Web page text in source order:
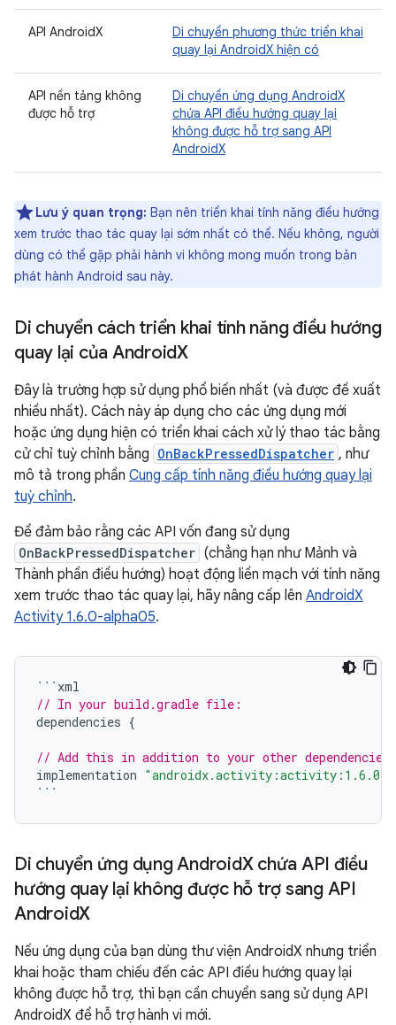
API AndroidX
Di chuyển phương thức triển khai
quay lại AndroidX hiện có
API nền tảng không
được hỗ trợ
Di chuyển ứng dụng AndroidX
chứa API điều hướng quay lại
không được hỗ trợ sang API
AndroidX
Lưu ý quan trọng: Bạn nên triển khai tính năng điều hướng
xem trước thao tác quay lại sớm nhất có thể. Nếu không, người
dùng có thể gặp phải hành vi không mong muốn trong bản
phát hành Android sau này.
Di chuyển cách triển khai tính năng điều hướng
quay lại của AndroidX
Đây là trường hợp sử dụng phổ biến nhất (và được đề xuất
nhiều nhất). Cách này áp dụng cho các ứng dụng mới
hoặc ứng dụng hiện có triển khai cách xử lý thao tác bằng
cử chỉ tuỳ chỉnh bằng OnBackPressedDispatcher , như
mô tả trong phần Cung cấp tính năng điều hướng quay lại
tuỳ chỉnh.
Để đảm bảo rằng các API vốn đang sử dụng
OnBackPressedDispatcher (chẳng hạn như Mảnh và
Thành phần điều hướng) hoạt động liền mạch với tính năng
xem trước thao tác quay lại, hãy nâng cấp lên AndroidX
Activity 1.6.0-alpha05.
```xml
// In your build.gradle file:
dependencies {
// Add this in addition to your other dependencies
implementation "androidx.activity:activity:1.6.0-
```
Di chuyển ứng dụng AndroidX chứa API điều
hướng quay lại không được hỗ trợ sang API
AndroidX
Nếu ứng dụng của bạn dùng thư viện AndroidX nhưng triển
khai hoặc tham chiếu đến các API điều hướng quay lại
không được hỗ trợ, thì bạn cần chuyển sang sử dụng API
AndroidX để hỗ trợ hành vi mới.